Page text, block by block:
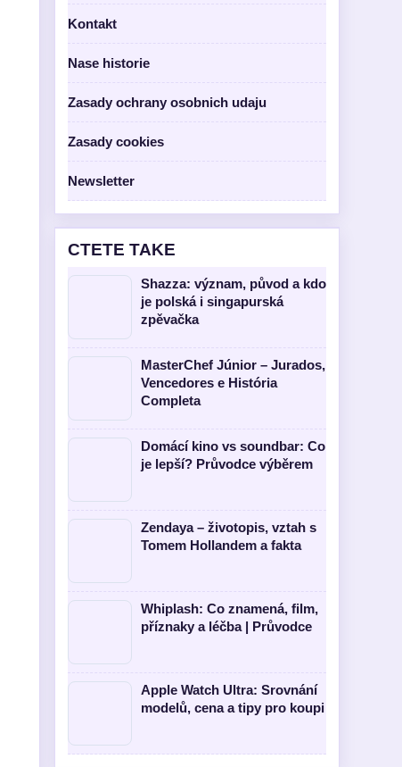
Kontakt
Nase historie
Zasady ochrany osobnich udaju
Zasady cookies
Newsletter
CTETE TAKE
Shazza: význam, původ a kdo
je polská i singapurská
zpěvačka
MasterChef Júnior – Jurados,
Vencedores e História
Completa
Domácí kino vs soundbar: Co
je lepší? Průvodce výběrem
Zendaya – životopis, vztah s
Tomem Hollandem a fakta
Whiplash: Co znamená, film,
příznaky a léčba | Průvodce
Apple Watch Ultra: Srovnání
modelů, cena a tipy pro koupi